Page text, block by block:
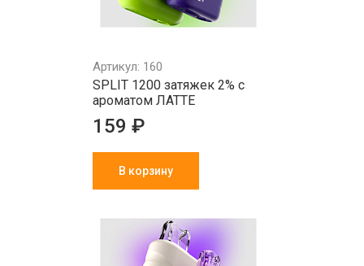
Артикул: 160
SPLIT 1200 затяжек 2% с
ароматом ЛАТТЕ
159 ₽
В корзину